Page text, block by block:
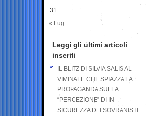
31
« Lug
Leggi gli ultimi articoli
inseriti
IL BLITZ DI SILVIA SALIS AL
VIMINALE CHE SPIAZZA LA
PROPAGANDA SULLA
“PERCEZIONE” DI IN-
SICUREZZA DEI SOVRANISTI: